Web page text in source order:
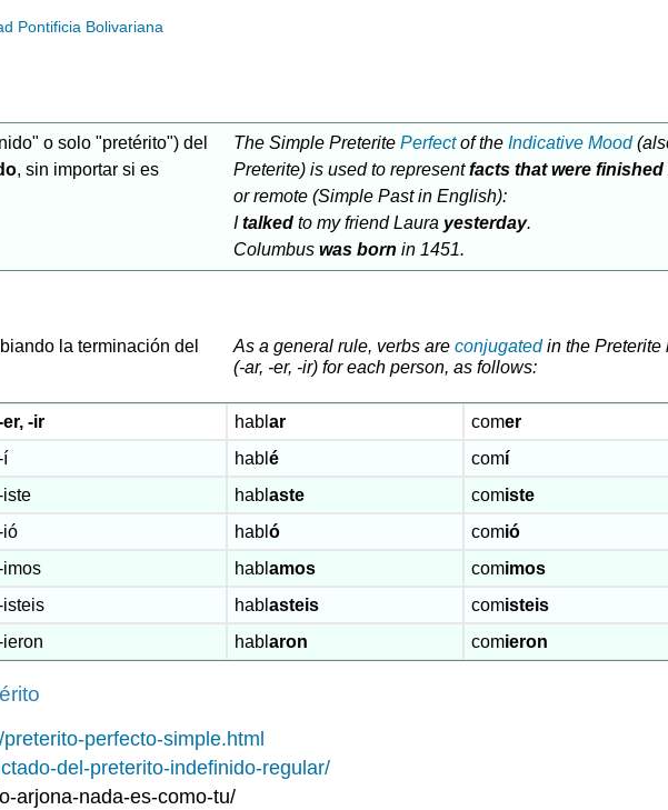
Pontificia Bolivariana
o solo "pretérito") del
, sin importar si es
The Simple PreteritePerfectof theIndicative Mood
Preterite) is used to representfacts that were
or remote (Simple Past in English):
Italked to my friend Laura yesterday.
Columbuswas born in 1451.
la terminación del
As a general rule, verbs areconjugatedin the Preterite
(-ar, -er, -ir) for each person, as follows:
er, -ir hablar comer
í hablé comí
iste hablaste comiste
ió habló comió
imos hablamos comimos
isteis hablasteis comisteis
ieron hablaron comieron
perfecto-simple.html
del-preterito-indefinido-regular/
arjona-nada-es-como-tu/